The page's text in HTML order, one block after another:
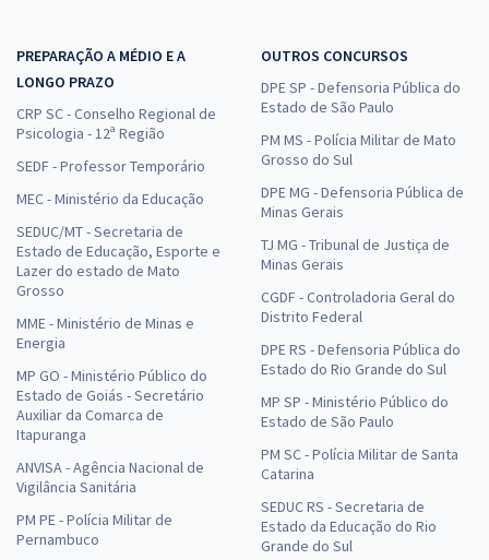
PREPARAÇÃO A MÉDIO E A
LONGO PRAZO
CRP SC - Conselho Regional de
Psicologia - 12ª Região
SEDF - Professor Temporário
MEC - Ministério da Educação
SEDUC/MT - Secretaria de
Estado de Educação, Esporte e
Lazer do estado de Mato
Grosso
MME - Ministério de Minas e
Energia
MP GO - Ministério Público do
Estado de Goiás - Secretário
Auxiliar da Comarca de
Itapuranga
ANVISA - Agência Nacional de
Vigilância Sanitária
PM PE - Polícia Militar de
Pernambuco
OUTROS CONCURSOS
DPE SP - Defensoria Pública do
Estado de São Paulo
PM MS - Polícia Militar de Mato
Grosso do Sul
DPE MG - Defensoria Pública de
Minas Gerais
TJ MG - Tribunal de Justiça de
Minas Gerais
CGDF - Controladoria Geral do
Distrito Federal
DPE RS - Defensoria Pública do
Estado do Rio Grande do Sul
MP SP - Ministério Público do
Estado de São Paulo
PM SC - Polícia Militar de Santa
Catarina
SEDUC RS - Secretaria de
Estado da Educação do Rio
Grande do Sul